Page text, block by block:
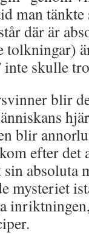
man
där är
tolkningar)
inte skulle
blir
blir
efter det
absoluta
mysteriet